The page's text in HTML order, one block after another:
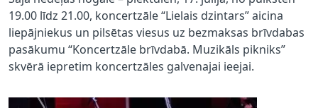
19.00 līdz 21.00, koncertzāle “Lielais dzintars” aicina
liepājniekus un pilsētas viesus uz bezmaksas brīvdabas
pasākumu “Koncertzāle brīvdabā. Muzikāls pikniks”
skvērā iepretim koncertzāles galvenajai ieejai.